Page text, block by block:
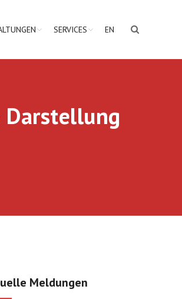
SERVICES EN
Darstellung
Meldungen